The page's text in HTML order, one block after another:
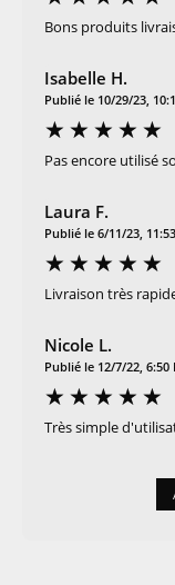
Bons produits
Isabelle H.
Publié le 10/29/23,
Pas encore utilisé
Laura F.
Publié le 6/11/23,
Livraison très
Nicole L.
Publié le 12/7/22, 6:50
Très simple